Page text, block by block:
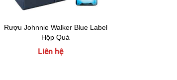
Rượu Johnnie Walker Blue Label
Hộp Quà
Liên hệ